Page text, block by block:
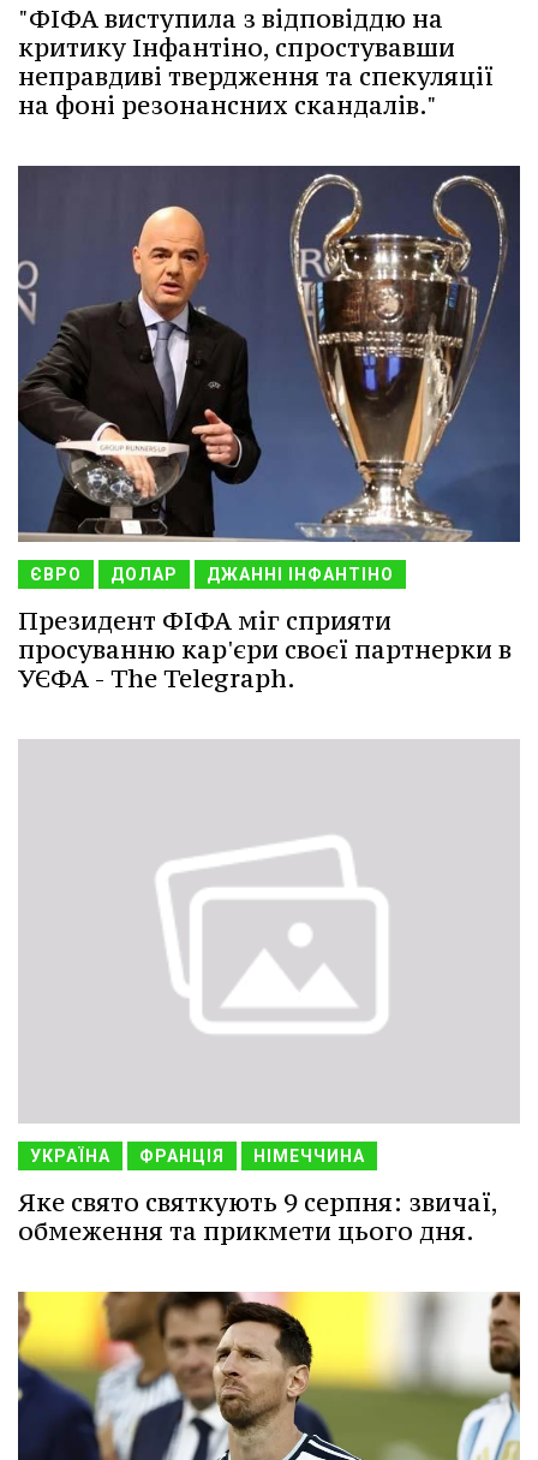
"ФІФА виступила з відповіддю на
критику Інфантіно, спростувавши
неправдиві твердження та спекуляції
на фоні резонансних скандалів."
ЄВРО ДОЛАР ДЖАННІ ІНФАНТІНО
Президент ФІФА міг сприяти
просуванню кар'єри своєї партнерки в
УЄФА - The Telegraph.
УКРАЇНА ФРАНЦІЯ НІМЕЧЧИНА
Яке свято святкують 9 серпня: звичаї,
обмеження та прикмети цього дня.